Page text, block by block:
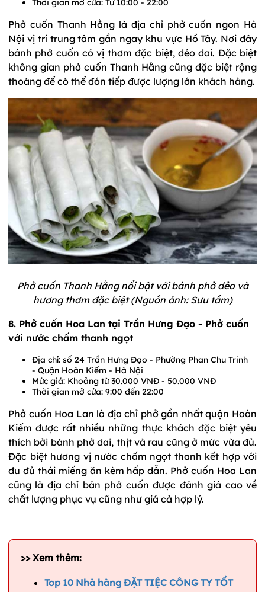
Thời gian mở cửa: Từ 10:00 - 22:00
Phở cuốn Thanh Hằng là địa chỉ phở cuốn ngon Hà
Nội vị trí trung tâm gần ngay khu vực Hồ Tây. Nơi đây
bánh phở cuốn có vị thơm đặc biệt, dẻo dai. Đặc biệt
không gian phở cuốn Thanh Hằng cũng đặc biệt rộng
thoáng để có thể đón tiếp được lượng lớn khách hàng.
Phở cuốn Thanh Hằng nổi bật với bánh phở dẻo và
hương thơm đặc biệt (Nguồn ảnh: Sưu tầm)
8. Phở cuốn Hoa Lan tại Trần Hưng Đạo - Phở cuốn
với nước chấm thanh ngọt
Địa chỉ: số 24 Trần Hưng Đạo - Phường Phan Chu Trinh
- Quận Hoàn Kiếm - Hà Nội
Mức giá: Khoảng từ 30.000 VNĐ - 50.000 VNĐ
Thời gian mở cửa: 9:00 đến 22:00
Phở cuốn Hoa Lan là địa chỉ phở gần nhất quận Hoàn
Kiếm được rất nhiều những thực khách đặc biệt yêu
thích bởi bánh phở dai, thịt và rau cũng ở mức vừa đủ.
Đặc biệt hương vị nước chấm ngọt thanh kết hợp với
đu đủ thái miếng ăn kèm hấp dẫn. Phở cuốn Hoa Lan
cũng là địa chỉ bán phở cuốn được đánh giá cao về
chất lượng phục vụ cũng như giá cả hợp lý.
>> Xem thêm:
Top 10 Nhà hàng ĐẶT TIỆC CÔNG TY TỐT